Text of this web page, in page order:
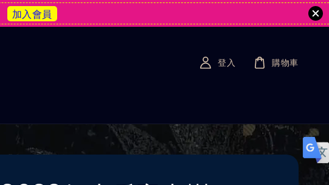
加入會員
登入 購物車